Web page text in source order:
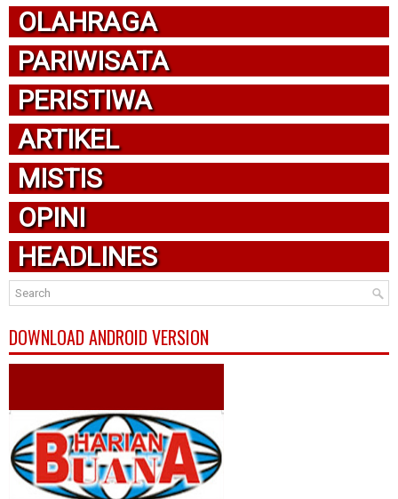
OLAHRAGA
PARIWISATA
PERISTIWA
ARTIKEL
MISTIS
OPINI
HEADLINES
DOWNLOAD ANDROID VERSION